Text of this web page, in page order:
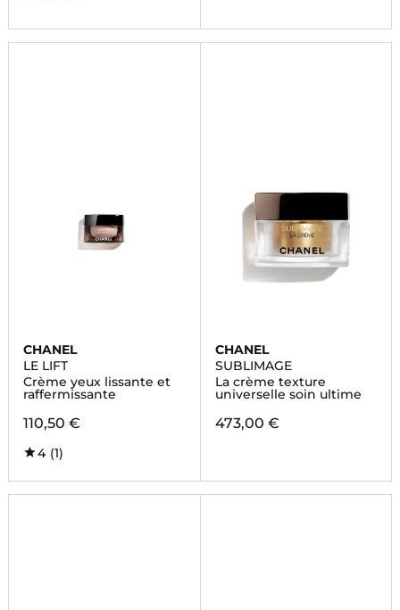
CHANEL
LE LIFT
Crème yeux lissante et
raffermissante
110,50 €
4 (1)
CHANEL
SUBLIMAGE
La crème texture
universelle soin ultime
473,00 €